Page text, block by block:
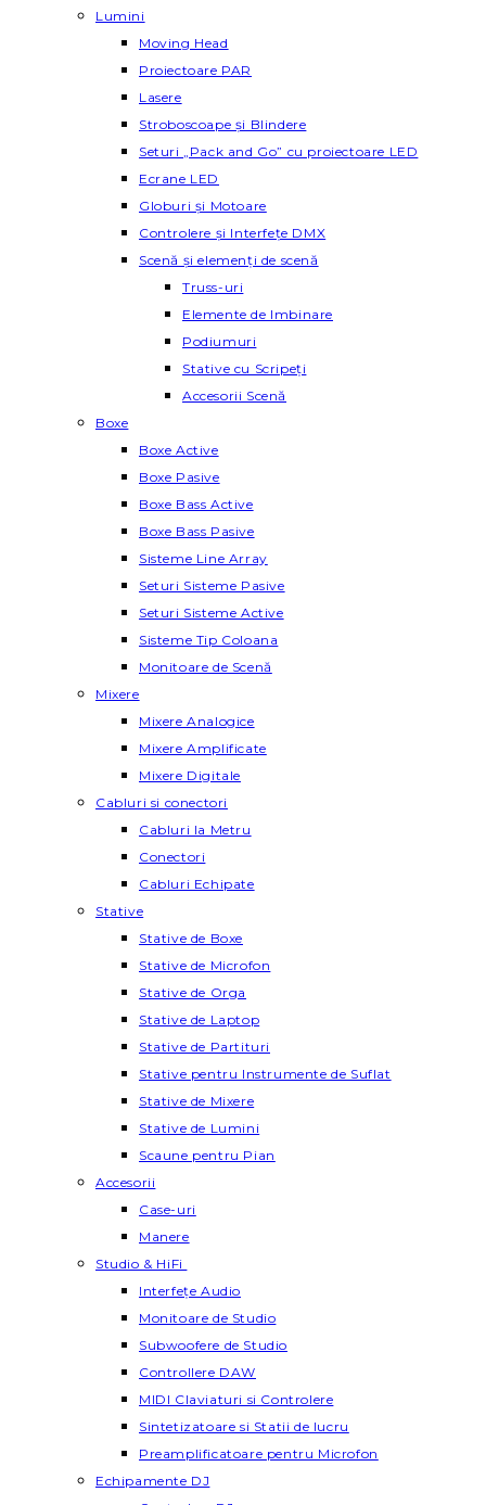
Lumini
Moving Head
Proiectoare PAR
Lasere
Stroboscoape și Blindere
Seturi „Pack and Go” cu proiectoare LED
Ecrane LED
Globuri și Motoare
Controlere și Interfețe DMX
Scenă și elemenți de scenă
Truss-uri
Elemente de Imbinare
Podiumuri
Stative cu Scripeți
Accesorii Scenă
Boxe
Boxe Active
Boxe Pasive
Boxe Bass Active
Boxe Bass Pasive
Sisteme Line Array
Seturi Sisteme Pasive
Seturi Sisteme Active
Sisteme Tip Coloana
Monitoare de Scenă
Mixere
Mixere Analogice
Mixere Amplificate
Mixere Digitale
Cabluri si conectori
Cabluri la Metru
Conectori
Cabluri Echipate
Stative
Stative de Boxe
Stative de Microfon
Stative de Orga
Stative de Laptop
Stative de Partituri
Stative pentru Instrumente de Suflat
Stative de Mixere
Stative de Lumini
Scaune pentru Pian
Accesorii
Case-uri
Manere
Studio & HiFi
Interfețe Audio
Monitoare de Studio
Subwoofere de Studio
Controllere DAW
MIDI Claviaturi si Controlere
Sintetizatoare si Statii de lucru
Preamplificatoare pentru Microfon
Echipamente DJ